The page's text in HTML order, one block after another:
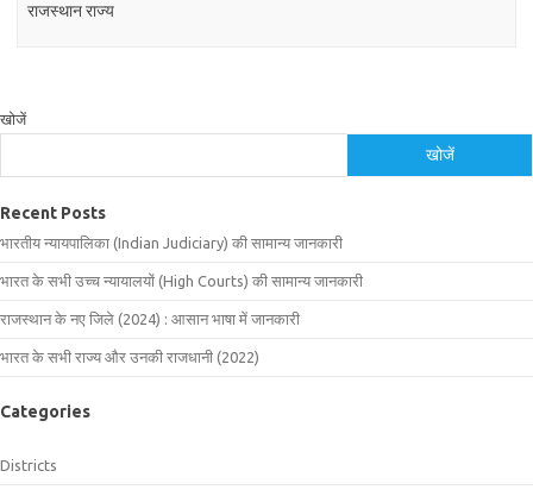
राजस्थान राज्य
खोजें
खोजें
Recent Posts
भारतीय न्यायपालिका (Indian Judiciary) की सामान्य जानकारी
भारत के सभी उच्च न्यायालयों (High Courts) की सामान्य जानकारी
राजस्थान के नए जिले (2024) : आसान भाषा में जानकारी
भारत के सभी राज्य और उनकी राजधानी (2022)
Categories
Districts